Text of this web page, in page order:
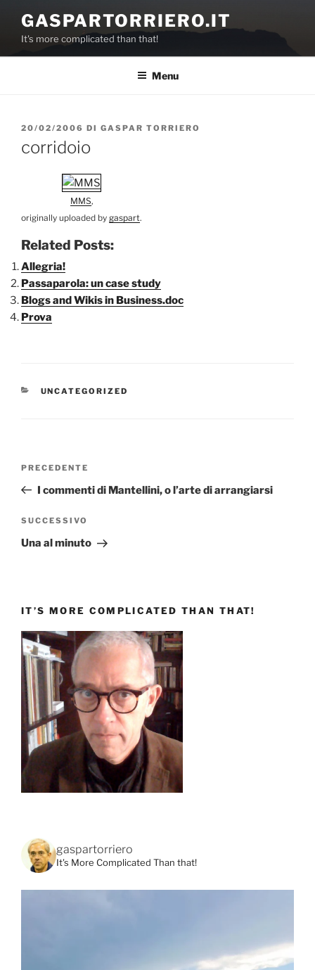
contenuto
GASPARTORRIERO.IT
It's more complicated than that!
Menu
PUBBLICATO
20/02/2006 DI GASPAR TORRIERO
corridoio
MMS,
originally uploaded by gaspart.
Related Posts:
Allegria!
Passaparola: un case study
Blogs and Wikis in Business.doc
Prova
CATEGORIE
UNCATEGORIZED
Articolo
precedente:
PRECEDENTE
I commenti di Mantellini, o l’arte di arrangiarsi
Articolo
successivo
SUCCESSIVO
Una al minuto
IT’S MORE COMPLICATED THAN THAT!
gaspartorriero
It's More Complicated Than that!